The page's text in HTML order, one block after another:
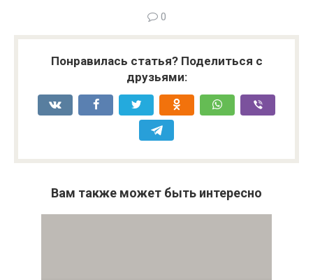
0
Понравилась статья? Поделиться с
друзьями:
Вам также может быть интересно